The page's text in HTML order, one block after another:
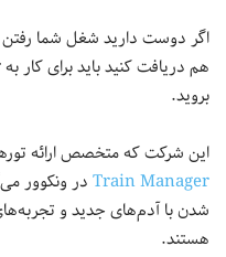
اگر دوست دارید شغل شما
بروید.
این شرکت که متخصص ارائه
Train Managerدر ونکوور
شدن با آدم‌های جدید و
هستند.